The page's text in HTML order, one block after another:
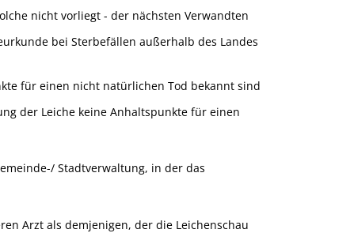
nicht vorliegt - der nächsten Verwandten
bei Sterbefällen außerhalb des Landes
für einen nicht natürlichen Tod bekannt sind
der Leiche keine Anhaltspunkte für einen
Stadtverwaltung, in der das
Arzt als demjenigen, der die Leichenschau